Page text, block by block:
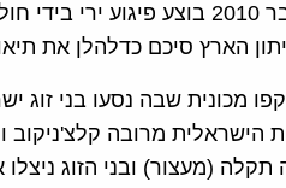
הארץ סיכם כדלהלן את
מכונית שבה נסעו בני
הישראלית מרובה
תקלה (מעצור) ובני הזוג